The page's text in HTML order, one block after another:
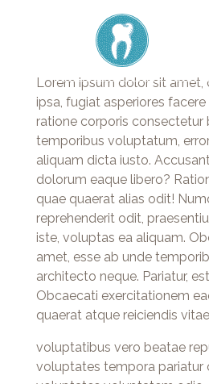
home
Lorem ipsum dolor sit
ipsa, fugiat asperiores
ratione corporis
temporibus voluptatum,
aliquam dicta iusto.
dolorum eaque libero?
quae quaerat alias odit!
reprehenderit odit,
iste, voluptas ea aliquam.
amet, esse ab unde
architecto neque. Pariatur,
Obcaecati exercitationem
quaerat atque reiciendis
voluptatibus vero beatae
voluptates tempora pariatur